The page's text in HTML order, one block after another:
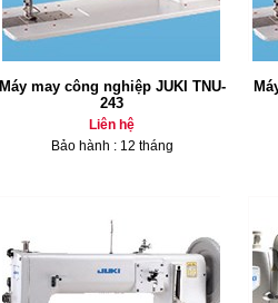
Máy may công nghiệp JUKI TNU-
243
Liên hệ
Bảo hành : 12 tháng